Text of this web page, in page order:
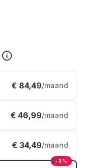
€ 84,49/maand
€ 46,99/maand
€ 34,49/maand
-3%